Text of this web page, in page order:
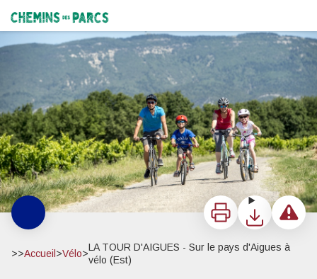
Chemins des Parcs
Damien Rosso - Drozphoto
ImprimerTéléchargerSignaler
>>Accueil >Vélo>
LA TOUR D'AIGUES - Sur le pays d'Aigues à
vélo (Est)